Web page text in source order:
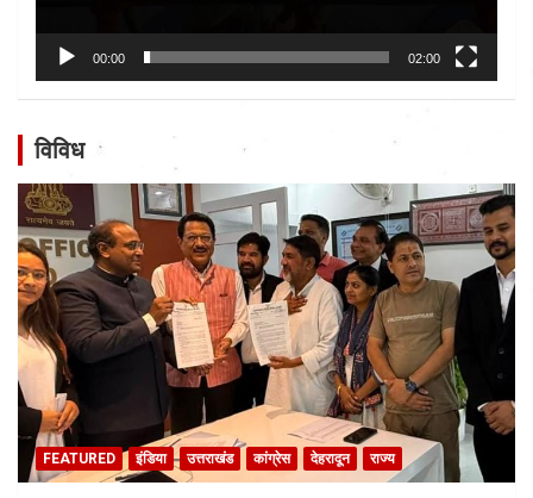
00:00 02:00
विविध
FEATURED इंडिया उत्तराखंड कांग्रेस देहरादून राज्य